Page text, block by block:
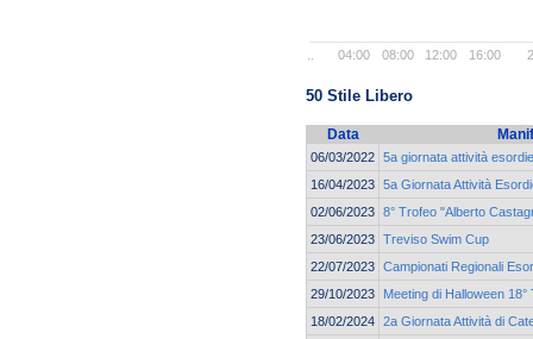
04:00 08:00 12:00 16:00
50 Stile Libero
Data
06/03/2022 5a giornata attività
16/04/2023 5a Giornata Attività
02/06/2023 8° Trofeo "Alberto
23/06/2023 Treviso Swim Cup
22/07/2023 Campionati Regionali
29/10/2023
Meeting di Halloween
18/02/2024 2a Giornata Attività di